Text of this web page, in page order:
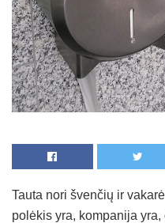
Tauta nori švenčių ir
polėkis yra, kompanija